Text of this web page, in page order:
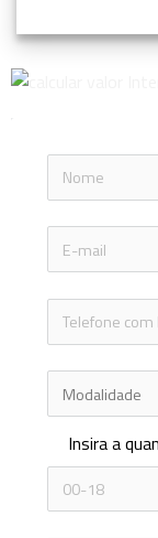
Insira a